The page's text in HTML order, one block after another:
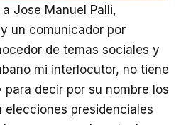
Jose Manuel Palli,
un comunicador por
de temas sociales y
mi interlocutor, no tiene
para decir por su nombre los
elecciones presidenciales